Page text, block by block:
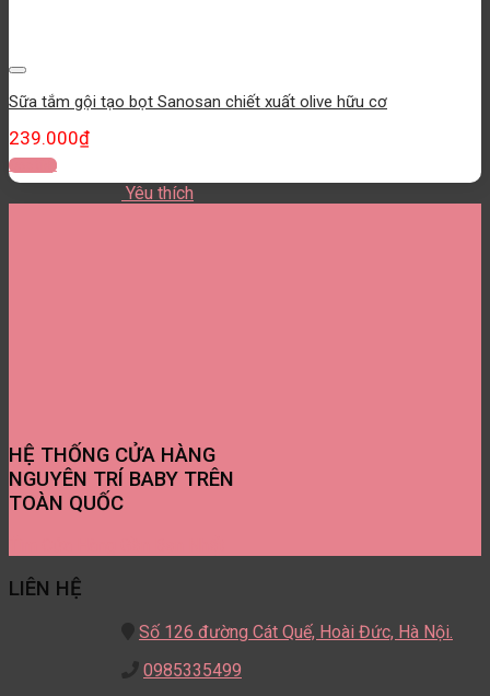
Sữa tắm gội tạo bọt Sanosan chiết xuất olive hữu cơ
239.000₫
Đọc tiếp
Yêu thích
HỆ THỐNG CỬA HÀNG
NGUYÊN TRÍ BABY TRÊN
TOÀN QUỐC
LIÊN HỆ
Số 126 đường Cát Quế, Hoài Đức, Hà Nội.
0985335499